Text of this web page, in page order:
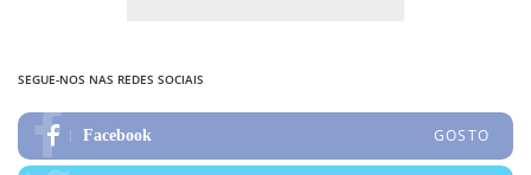
SEGUE-NOS NAS REDES SOCIAIS
Facebook GOSTO